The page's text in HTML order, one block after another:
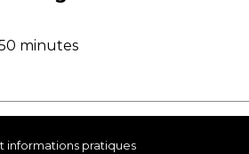
minutes
informations pratiques